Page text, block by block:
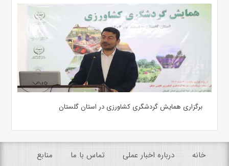
برگزاری همایش گردشگری کشاورزی در استان گلستان
خانه درباره اخبار عملی تماس با ما منابع